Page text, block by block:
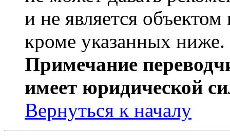
и не является
кроме указанных ниже.
Примечание
имеет юридической
Вернуться к началу